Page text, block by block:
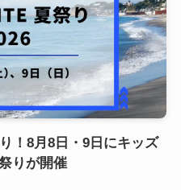
！8月8日・9日にキッズ
りが開催